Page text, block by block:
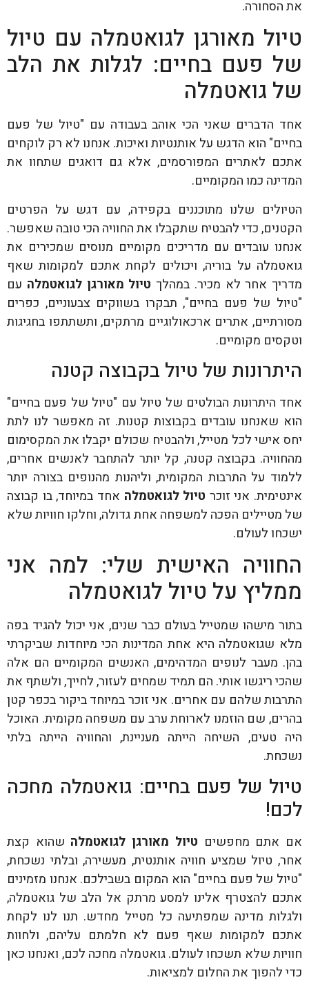
את הסחורה.
טיול מאורגן לגואטמלה עם טיול
של פעם בחיים: לגלות את הלב
של גואטמלה
אחד הדברים שאני הכי אוהב בעבודה עם "טיול של פעם
בחיים" הוא הדגש על אותנטיות ואיכות. אנחנו לא רק לוקחים
אתכם לאתרים המפורסמים, אלא גם דואגים שתחוו את
המדינה כמו המקומיים.
הטיולים שלנו מתוכננים בקפידה, עם דגש על הפרטים
הקטנים, כדי להבטיח שתקבלו את החוויה הכי טובה שאפשר.
אנחנו עובדים עם מדריכים מקומיים מנוסים שמכירים את
גואטמלה על בוריה, ויכולים לקחת אתכם למקומות שאף
מדריך אחר לא מכיר. במהלך טיול מאורגן לגואטמלה עם
"טיול של פעם בחיים", תבקרו בשווקים צבעוניים, כפרים
מסורתיים, אתרים ארכאולוגיים מרתקים, ותשתתפו בחגיגות
וטקסים מקומיים.
היתרונות של טיול בקבוצה קטנה
אחד היתרונות הבולטים של טיול עם "טיול של פעם בחיים"
הוא שאנחנו עובדים בקבוצות קטנות. זה מאפשר לנו לתת
יחס אישי לכל מטייל, ולהבטיח שכולם יקבלו את המקסימום
מהחוויה. בקבוצה קטנה, קל יותר להתחבר לאנשים אחרים,
ללמוד על התרבות המקומית, וליהנות מהנופים בצורה יותר
אינטימית. אני זוכר טיול לגואטמלה אחד במיוחד, בו קבוצה
של מטיילים הפכה למשפחה אחת גדולה, וחלקו חוויות שלא
ישכחו לעולם.
החוויה האישית שלי: למה אני
ממליץ על טיול לגואטמלה
בתור מישהו שמטייל בעולם כבר שנים, אני יכול להגיד בפה
מלא שגואטמלה היא אחת המדינות הכי מיוחדות שביקרתי
בהן. מעבר לנופים המדהימים, האנשים המקומיים הם אלה
שהכי ריגשו אותי. הם תמיד שמחים לעזור, לחייך, ולשתף את
התרבות שלהם עם אחרים. אני זוכר במיוחד ביקור בכפר קטן
בהרים, שם הוזמנו לארוחת ערב עם משפחה מקומית. האוכל
היה טעים, השיחה הייתה מעניינת, והחוויה הייתה בלתי
נשכחת.
טיול של פעם בחיים: גואטמלה מחכה
לכם!
אם אתם מחפשים טיול מאורגן לגואטמלה שהוא קצת
אחר, טיול שמציע חוויה אותנטית, מעשירה, ובלתי נשכחת,
"טיול של פעם בחיים" הוא המקום בשבילכם. אנחנו מזמינים
אתכם להצטרף אלינו למסע מרתק אל הלב של גואטמלה,
ולגלות מדינה שמפתיעה כל מטייל מחדש. תנו לנו לקחת
אתכם למקומות שאף פעם לא חלמתם עליהם, ולחוות
חוויות שלא תשכחו לעולם. גואטמלה מחכה לכם, ואנחנו כאן
כדי להפוך את החלום למציאות.